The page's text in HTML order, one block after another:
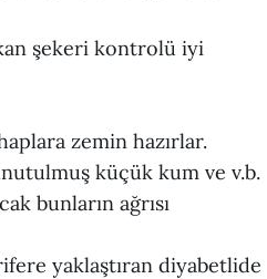
şekeri kontrolü iyi
zemin hazırlar.
küçük kum ve v.b.
bunların ağrısı
yaklaştıran diyabetlide